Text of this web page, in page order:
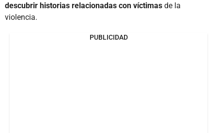
descubrir historias relacionadas con víctimas de la
violencia.
PUBLICIDAD